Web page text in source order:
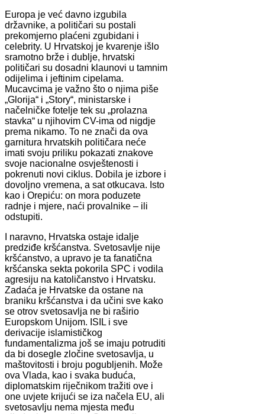
Europa je već davno izgubila
državnike, a političari su postali
prekomjerno plaćeni zgubidani i
celebrity. U Hrvatskoj je kvarenje išlo
sramotno brže i dublje, hrvatski
političari su dosadni klaunovi u tamnim
odijelima i jeftinim cipelama.
Mucavcima je važno što o njima piše
„Glorija“ i „Story“, ministarske i
načelničke fotelje tek su „prolazna
stavka“ u njihovim CV-ima od nigdje
prema nikamo. To ne znači da ova
garnitura hrvatskih političara neće
imati svoju priliku pokazati znakove
svoje nacionalne osvještenosti i
pokrenuti novi ciklus. Dobila je izbore i
dovoljno vremena, a sat otkucava. Isto
kao i Orepiću: on mora poduzete
radnje i mjere, naći provalnike – ili
odstupiti.
I naravno, Hrvatska ostaje idalje
predziđe kršćanstva. Svetosavlje nije
kršćanstvo, a upravo je ta fanatična
kršćanska sekta pokorila SPC i vodila
agresiju na katoličanstvo i Hrvatsku.
Zadaća je Hrvatske da ostane na
braniku kršćanstva i da učini sve kako
se otrov svetosavlja ne bi raširio
Europskom Unijom. ISIL i sve
derivacije islamističkog
fundamentalizma još se imaju potruditi
da bi dosegle zločine svetosavlja, u
maštovitosti i broju pogubljenih. Može
ova Vlada, kao i svaka buduća,
diplomatskim riječnikom tražiti ove i
one uvjete krijući se iza načela EU, ali
svetosavlju nema mjesta među